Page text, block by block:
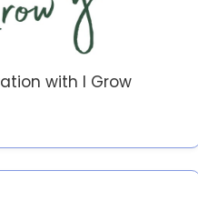
with I Grow